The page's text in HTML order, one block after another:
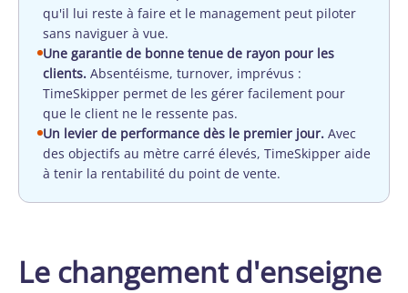
qu'il lui reste à faire et le management peut piloter
sans naviguer à vue.
Une garantie de bonne tenue de rayon pour les
clients. Absentéisme, turnover, imprévus :
TimeSkipper permet de les gérer facilement pour
que le client ne le ressente pas.
Un levier de performance dès le premier jour. Avec
des objectifs au mètre carré élevés, TimeSkipper aide
à tenir la rentabilité du point de vente.
Le changement d'enseigne